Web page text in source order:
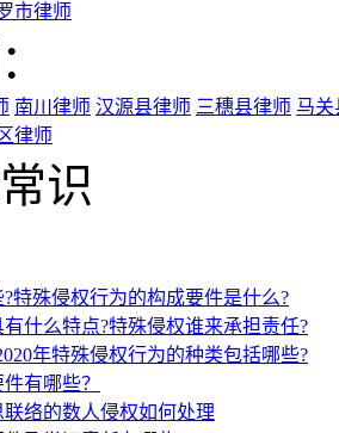
市律师
南川律师 汉源县律师 三穗县律师 马关
律师
识
特殊侵权行为的构成要件是什么?
什么特点?特殊侵权谁来承担责任?
年特殊侵权行为的种类包括哪些?
有哪些？
络的数人侵权如何处理